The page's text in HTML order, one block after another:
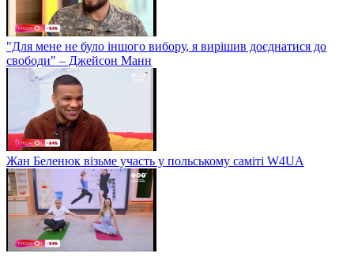
"Для мене не було іншого вибору, я вирішив доєднатися до
свободи" – Джейсон Манн
Жан Беленюк візьме участь у польському саміті W4UA